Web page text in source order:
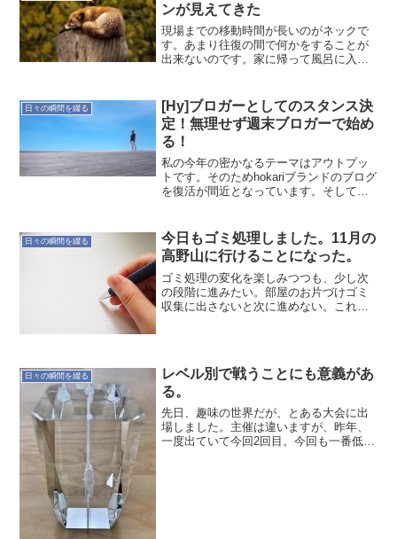
ンが見えてきた
現場までの移動時間が長いのがネックで
す。あまり往復の間で何かをすることが
出来ないのです。家に帰って風呂に入っ
んど。しっかり睡眠時間を取って、かつ
質を良くしていきたい。昨...
日々の瞬間を綴る
[Hy]ブロガーとしてのスタンス決
定！無理せず週末ブロガーで始め
る！
私の今年の密かなるテーマはアウトプッ
トです。そのためhokariブランドのブログ
を復活が間近となっています。そして今
トプットの方法を試行錯誤して行こうと
思います。時には...
日々の瞬間を綴る
今日もゴミ処理しました。11月の
高野山に行けることになった。
ゴミ処理の変化を楽しみつつも、少し次
の段階に進みたい。部屋のお片づけゴミ
収集に出さないと次に進めない。これも
日々の瞬間を綴る
レベル別で戦うことにも意義があ
る。
先日、趣味の世界だが、とある大会に出
場しました。主催は違いますが、昨年、
一度出ていて今回2回目。今回も一番低い